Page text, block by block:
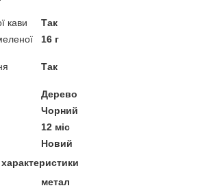
кави
Так
16 г
Так
Дерево
Чорний
12 міс
Новий
характеристики
метал